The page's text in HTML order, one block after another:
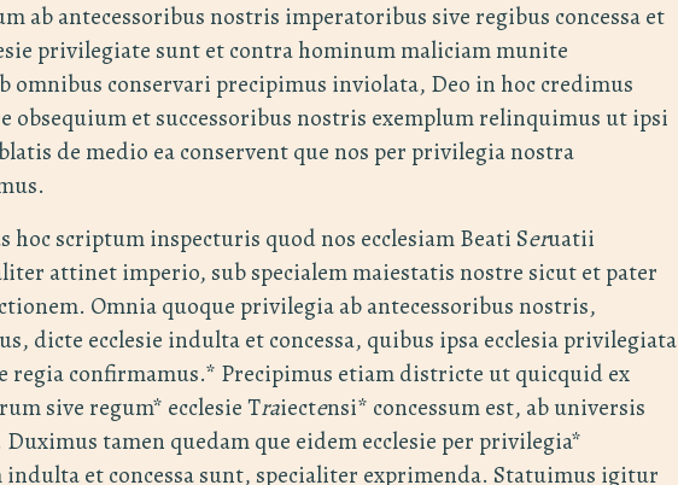
ab antecessoribus nostris imperatoribus sive regibus concessa et
privilegiate sunt et contra hominum maliciam munite
omnibus conservari precipimus inviolata, Deo in hoc credimus
et successoribus nostris exemplum relinquimus ut ipsi
de medio ea conservent que nos per privilegia nostra
scriptum inspecturis quod nos ecclesiam Beati Seruatii
attinet imperio, sub specialem maiestatis nostre sicut et pater
Omnia quoque privilegia ab antecessoribus nostris,
dicte ecclesie indulta et concessa, quibus ipsa ecclesia privilegiata
regia confirmamus.* Precipimus etiam districte ut quicquid ex
sive regum* ecclesie Traiectensi* concessum est, ab universis
tamen quedam que eidem ecclesie per privilegia*
et concessa sunt, specialiter exprimenda. Statuimus igitur